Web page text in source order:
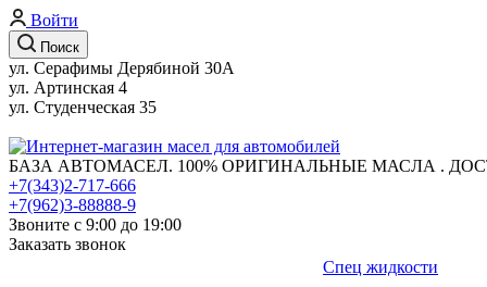
Войти
Поиск
ул. Серафимы Дерябиной 30А
ул. Артинская 4
ул. Студенческая 35
БАЗА АВТОМАСЕЛ. 100% ОРИГИНАЛЬНЫЕ МАСЛА .
+7(343)2-717-666
+7(962)3-88888-9
Звоните с 9:00 до 19:00
Заказать звонок
Спец жидкости